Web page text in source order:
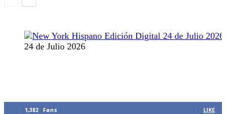
24 de Julio 2026
1,382 Fans LIKE